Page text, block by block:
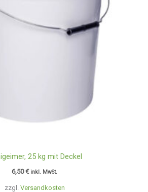
zzgl. Versandkosten
25 kg mit Deckel
6,50€ inkl. MwSt.